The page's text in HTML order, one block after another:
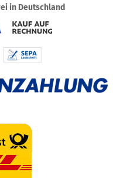
in Deutschland